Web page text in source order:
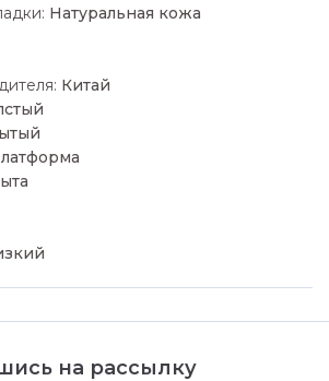
Натуральная кожа
Китай
на рассылку